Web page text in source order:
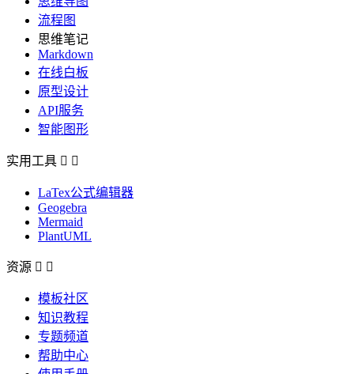
流程图
思维笔记
Markdown
在线白板
原型设计
API服务
智能图形
实用工具  
LaTex公式编辑器
Geogebra
Mermaid
PlantUML
资源  
模板社区
知识教程
专题频道
帮助中心